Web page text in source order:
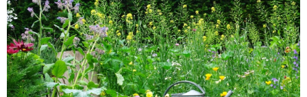
BUDUJEMY DOM
OGRÓD